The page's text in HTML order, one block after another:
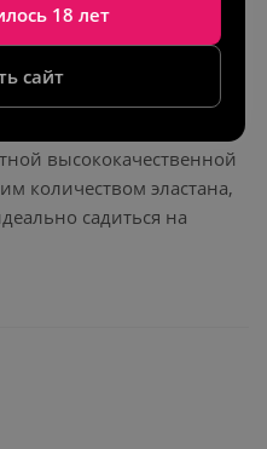
из двух деталей,
переходящими в чулки
дополнено узором из
подчеркивает
на них внимание.
высококачественной
количеством эластана,
садиться на
18 лет
сайт